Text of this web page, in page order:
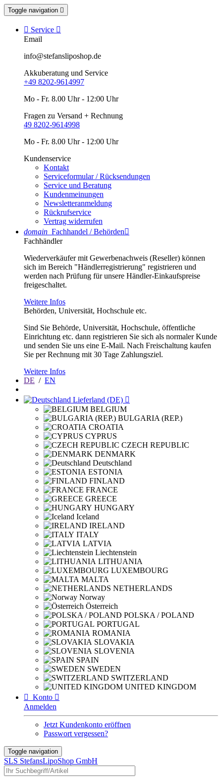
Toggle navigation 
 Service 
Email
info@stefansliposhop.de
Akkuberatung und Service
+49 8202-9614997
Mo - Fr. 8.00 Uhr - 12:00 Uhr
Fragen zu Versand + Rechnung
49 8202-9614998
Mo - Fr. 8.00 Uhr - 12:00 Uhr
Kundenservice
Kontakt
Serviceformular / Rücksendungen
Service und Beratung
Kundenmeinungen
Newsletteranmeldung
Rückrufservice
Vertrag widerrufen
domain Fachhandel / Behörden
Fachhändler
Wiederverkäufer mit Gewerbenachweis (Reseller) können
sich im Bereich "Händlerregistrierung" registrieren und
werden nach Prüfung für unsere Händler-Einkaufspreise
freigeschaltet.
Weitere Infos
Behörden, Universität, Hochschule etc.
Sind Sie Behörde, Universität, Hochschule, öffentliche
Einrichtung etc. dann registrieren Sie sich als normaler Kunde
und senden Sie uns eine E-Mail. Nach Freischaltung kaufen
Sie per Rechnung mit 30 Tage Zahlungsziel.
Weitere Infos
DE / EN
Lieferland (DE) 
BELGIUM
BULGARIA (REP.)
CROATIA
CYPRUS
CZECH REPUBLIC
DENMARK
Deutschland
ESTONIA
FINLAND
FRANCE
GREECE
HUNGARY
Iceland
IRELAND
ITALY
LATVIA
Liechtenstein
LITHUANIA
LUXEMBOURG
MALTA
NETHERLANDS
Norway
Österreich
POLSKA / POLAND
PORTUGAL
ROMANIA
SLOVAKIA
SLOVENIA
SPAIN
SWEDEN
SWITZERLAND
UNITED KINGDOM
 Konto 
Anmelden
Jetzt Kundenkonto eröffnen
Passwort vergessen?
Toggle navigation
SLS StefansLipoShop GmbH